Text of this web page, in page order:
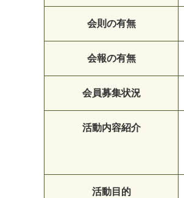
会則の有無
会報の有無
会員募集状況
活動内容紹介
活動目的